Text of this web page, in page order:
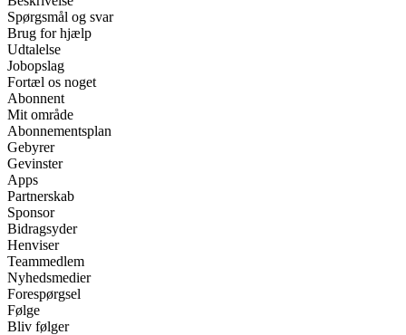
Spørgsmål og svar
Brug for hjælp
Udtalelse
Jobopslag
Fortæl os noget
Abonnent
Mit område
Abonnementsplan
Gebyrer
Gevinster
Apps
Partnerskab
Sponsor
Bidragsyder
Henviser
Teammedlem
Nyhedsmedier
Forespørgsel
Følge
Bliv følger